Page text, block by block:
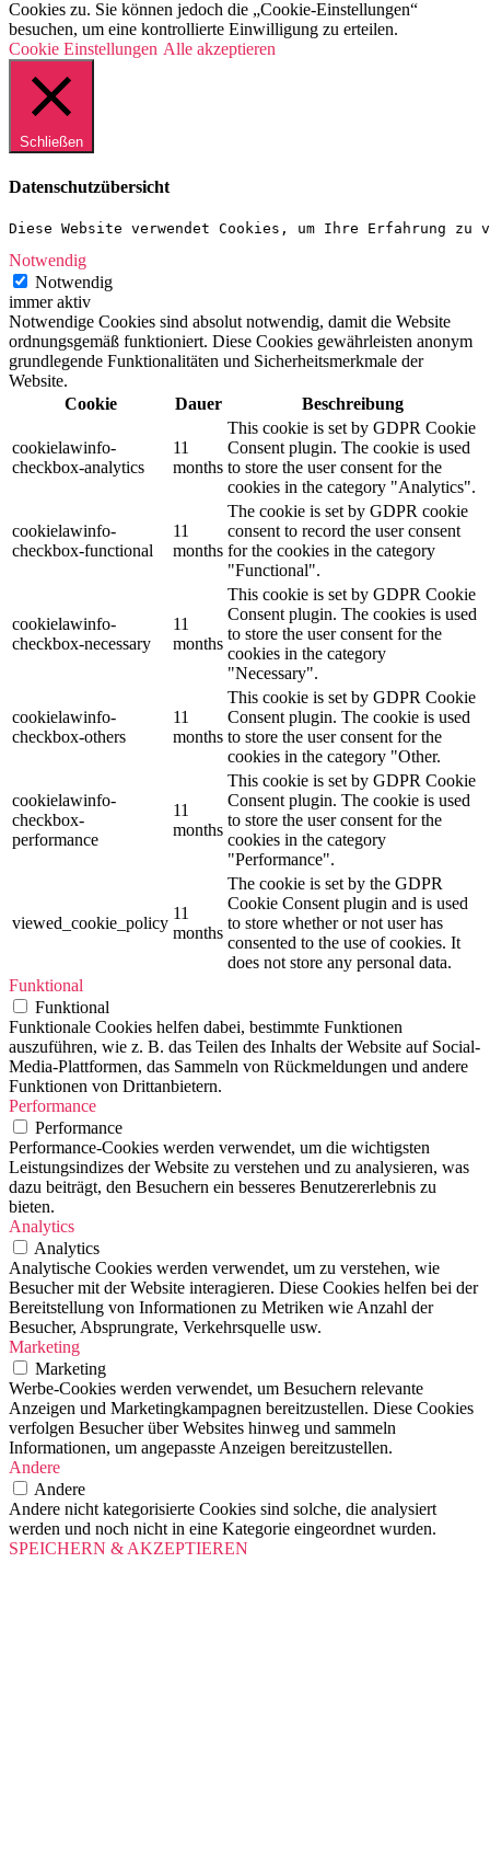
Cookies zu. Sie können jedoch die „Cookie-Einstellungen“
besuchen, um eine kontrollierte Einwilligung zu erteilen.
Cookie Einstellungen Alle akzeptieren
Schließen
Datenschutzübersicht
Diese Website verwendet Cookies, um Ihre Erfahrung
Notwendig
Notwendig
immer aktiv
Notwendige Cookies sind absolut notwendig, damit die Website
ordnungsgemäß funktioniert. Diese Cookies gewährleisten anonym
grundlegende Funktionalitäten und Sicherheitsmerkmale der
Website.
Cookie
Dauer Beschreibung
cookielawinfo-
checkbox-analytics
11
months
This cookie is set by GDPR Cookie
Consent plugin. The cookie is used
to store the user consent for the
cookies in the category "Analytics".
cookielawinfo-
checkbox-functional
11
months
The cookie is set by GDPR cookie
consent to record the user consent
for the cookies in the category
"Functional".
cookielawinfo-
checkbox-necessary
11
months
This cookie is set by GDPR Cookie
Consent plugin. The cookies is used
to store the user consent for the
cookies in the category
"Necessary".
cookielawinfo-
checkbox-others
11
months
This cookie is set by GDPR Cookie
Consent plugin. The cookie is used
to store the user consent for the
cookies in the category "Other.
cookielawinfo-
checkbox-
performance
11
months
This cookie is set by GDPR Cookie
Consent plugin. The cookie is used
to store the user consent for the
cookies in the category
"Performance".
viewed_cookie_policy
11
months
The cookie is set by the GDPR
Cookie Consent plugin and is used
to store whether or not user has
consented to the use of cookies. It
does not store any personal data.
Funktional
Funktional
Funktionale Cookies helfen dabei, bestimmte Funktionen
auszuführen, wie z. B. das Teilen des Inhalts der Website auf Social-
Media-Plattformen, das Sammeln von Rückmeldungen und andere
Funktionen von Drittanbietern.
Performance
Performance
Performance-Cookies werden verwendet, um die wichtigsten
Leistungsindizes der Website zu verstehen und zu analysieren, was
dazu beiträgt, den Besuchern ein besseres Benutzererlebnis zu
bieten.
Analytics
Analytics
Analytische Cookies werden verwendet, um zu verstehen, wie
Besucher mit der Website interagieren. Diese Cookies helfen bei der
Bereitstellung von Informationen zu Metriken wie Anzahl der
Besucher, Absprungrate, Verkehrsquelle usw.
Marketing
Marketing
Werbe-Cookies werden verwendet, um Besuchern relevante
Anzeigen und Marketingkampagnen bereitzustellen. Diese Cookies
verfolgen Besucher über Websites hinweg und sammeln
Informationen, um angepasste Anzeigen bereitzustellen.
Andere
Andere
Andere nicht kategorisierte Cookies sind solche, die analysiert
werden und noch nicht in eine Kategorie eingeordnet wurden.
SPEICHERN & AKZEPTIEREN